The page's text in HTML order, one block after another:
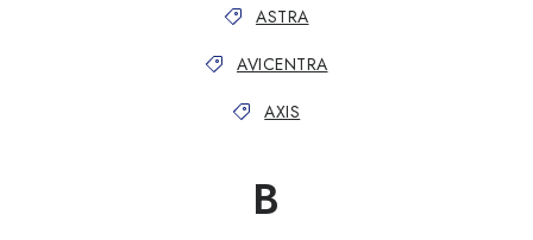
ASTRA
AVICENTRA
AXIS
B